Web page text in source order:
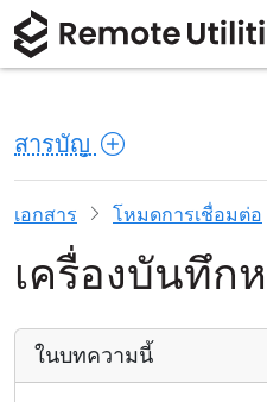
สารบัญ
เอกสาร โหมดการเชื่อมต่อ
เครื่องบันทึก
ในบทความนี้
ผลิตภัณฑ์
ความปลอดภัย
ภาพหน้าจอ
หมายเหตุประจำรุ่น
โหมดการเชื่อมต่อ
การเข้าถึงแบบไม่ต้องดูแล
โซลูชัน
การผลิตและการค้าปลีก
การดูแลสุขภาพ
การศึกษาและรัฐบาล
เทคโนโลยีสารสนเทศ
ดาวน์โหลด
macOS
Linux
iOS/Android
ซื้อ
ผู้ช่วยใบอนุญาต
อัปเกรดใบอนุญาตของคุณ
สนับสนุน
เอกสารประกอบ
ฐานความรู้
เกี่ยวกับ
ห้องข่าว
เขียนรีวิว